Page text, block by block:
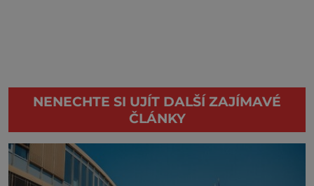
NENECHTE SI UJÍT DALŠÍ ZAJÍMAVÉ
ČLÁNKY